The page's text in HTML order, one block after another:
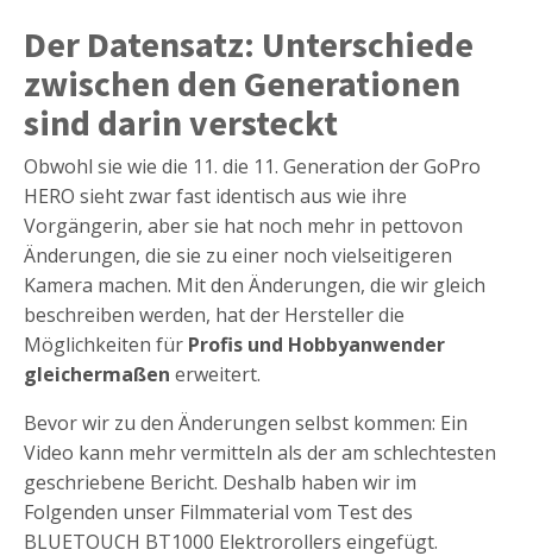
Der Datensatz: Unterschiede
zwischen den Generationen
sind darin versteckt
Obwohl sie wie die 11. die 11. Generation der GoPro
HERO sieht zwar fast identisch aus wie ihre
Vorgängerin, aber sie hat noch mehr in pettovon
Änderungen, die sie zu einer noch vielseitigeren
Kamera machen. Mit den Änderungen, die wir gleich
beschreiben werden, hat der Hersteller die
Möglichkeiten für Profis und Hobbyanwender
gleichermaßen erweitert.
Bevor wir zu den Änderungen selbst kommen: Ein
Video kann mehr vermitteln als der am schlechtesten
geschriebene Bericht. Deshalb haben wir im
Folgenden unser Filmmaterial vom Test des
BLUETOUCH BT1000 Elektrorollers eingefügt.